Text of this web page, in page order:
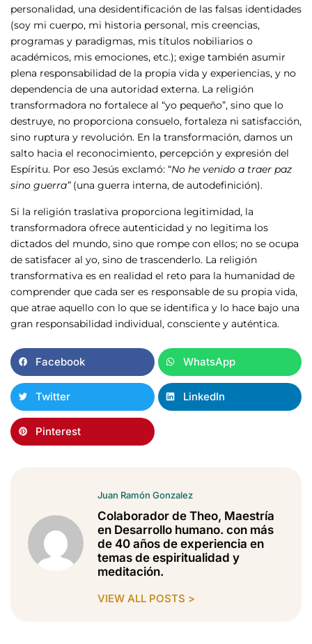
personalidad, una desidentificación de las falsas identidades
(soy mi cuerpo, mi historia personal, mis creencias,
programas y paradigmas, mis títulos nobiliarios o
académicos, mis emociones, etc.); exige también asumir
plena responsabilidad de la propia vida y experiencias, y no
dependencia de una autoridad externa. La religión
transformadora no fortalece al “yo pequeño”, sino que lo
destruye, no proporciona consuelo, fortaleza ni satisfacción,
sino ruptura y revolución. En la transformación, damos un
salto hacia el reconocimiento, percepción y expresión del
Espíritu. Por eso Jesús exclamó: “No he venido a traer paz
sino guerra” (una guerra interna, de autodefinición).
Si la religión traslativa proporciona legitimidad, la
transformadora ofrece autenticidad y no legitima los
dictados del mundo, sino que rompe con ellos; no se ocupa
de satisfacer al yo, sino de trascenderlo. La religión
transformativa es en realidad el reto para la humanidad de
comprender que cada ser es responsable de su propia vida,
que atrae aquello con lo que se identifica y lo hace bajo una
gran responsabilidad individual, consciente y auténtica.
Facebook WhatsApp
Twitter LinkedIn
Pinterest
Juan Ramón Gonzalez
Colaborador de Theo, Maestría
en Desarrollo humano. con más
de 40 años de experiencia en
temas de espiritualidad y
meditación.
VIEW ALL POSTS >